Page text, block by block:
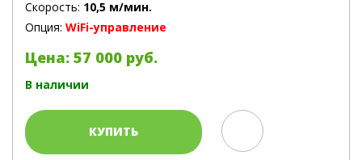
Скорость: 10,5 м/мин.
Опция: WiFi-управление
Цена: 57 000 руб.
В наличии
КУПИТЬ